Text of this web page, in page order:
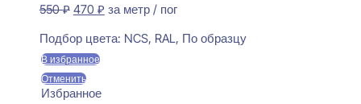
550₽ Первоначальная
составляла
550 ₽.
470 ₽Текущая
470 ₽.
за метр / пог
Подбор цвета: NCS, RAL, По образцу
В избранное
Отменить
Избранное